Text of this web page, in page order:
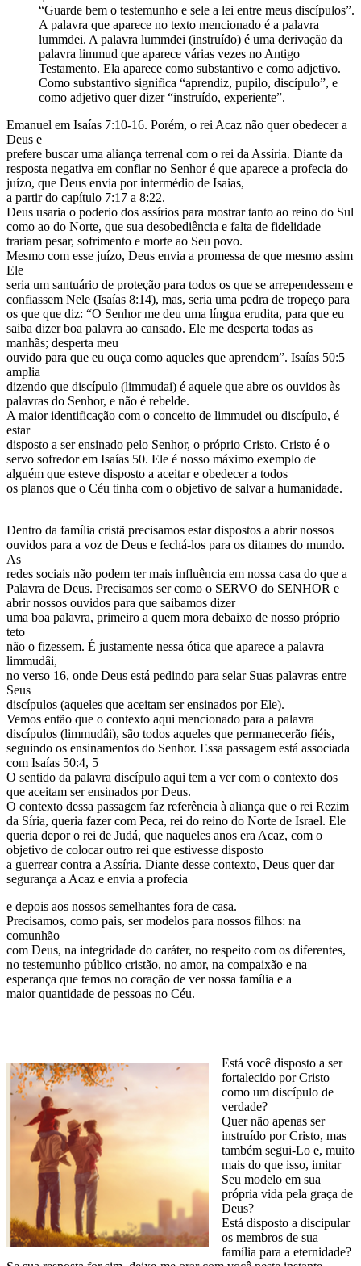
“Guarde bem o testemunho e sele a lei entre meus discípulos”.
A palavra que aparece no texto mencionado é a palavra
lummdei. A palavra lummdei (instruído) é uma derivação da
palavra limmud que aparece várias vezes no Antigo
Testamento. Ela aparece como substantivo e como adjetivo.
Como substantivo significa “aprendiz, pupilo, discípulo”, e
como adjetivo quer dizer “instruído, experiente”.
Emanuel em Isaías 7:10-16. Porém, o rei Acaz não quer obedecer a
Deus e
prefere buscar uma aliança terrenal com o rei da Assíria. Diante da
resposta negativa em confiar no Senhor é que aparece a profecia do
juízo, que Deus envia por intermédio de Isaias,
a partir do capítulo 7:17 a 8:22.
Deus usaria o poderio dos assírios para mostrar tanto ao reino do Sul
como ao do Norte, que sua desobediência e falta de fidelidade
trariam pesar, sofrimento e morte ao Seu povo.
Mesmo com esse juízo, Deus envia a promessa de que mesmo assim
Ele
seria um santuário de proteção para todos os que se arrependessem e
confiassem Nele (Isaías 8:14), mas, seria uma pedra de tropeço para
os que que diz: “O Senhor me deu uma língua erudita, para que eu
saiba dizer boa palavra ao cansado. Ele me desperta todas as
manhãs; desperta meu
ouvido para que eu ouça como aqueles que aprendem”. Isaías 50:5
amplia
dizendo que discípulo (limmudai) é aquele que abre os ouvidos às
palavras do Senhor, e não é rebelde.
A maior identificação com o conceito de limmudei ou discípulo, é
estar
disposto a ser ensinado pelo Senhor, o próprio Cristo. Cristo é o
servo sofredor em Isaías 50. Ele é nosso máximo exemplo de
alguém que esteve disposto a aceitar e obedecer a todos
os planos que o Céu tinha com o objetivo de salvar a humanidade.
Dentro da família cristã precisamos estar dispostos a abrir nossos
ouvidos para a voz de Deus e fechá-los para os ditames do mundo.
As
redes sociais não podem ter mais influência em nossa casa do que a
Palavra de Deus. Precisamos ser como o SERVO do SENHOR e
abrir nossos ouvidos para que saibamos dizer
uma boa palavra, primeiro a quem mora debaixo de nosso próprio
teto
não o fizessem. É justamente nessa ótica que aparece a palavra
limmudâi,
no verso 16, onde Deus está pedindo para selar Suas palavras entre
Seus
discípulos (aqueles que aceitam ser ensinados por Ele).
Vemos então que o contexto aqui mencionado para a palavra
discípulos (limmudâi), são todos aqueles que permanecerão fiéis,
seguindo os ensinamentos do Senhor. Essa passagem está associada
com Isaías 50:4, 5
O sentido da palavra discípulo aqui tem a ver com o contexto dos
que aceitam ser ensinados por Deus.
O contexto dessa passagem faz referência à aliança que o rei Rezim
da Síria, queria fazer com Peca, rei do reino do Norte de Israel. Ele
queria depor o rei de Judá, que naqueles anos era Acaz, com o
objetivo de colocar outro rei que estivesse disposto
a guerrear contra a Assíria. Diante desse contexto, Deus quer dar
segurança a Acaz e envia a profecia
e depois aos nossos semelhantes fora de casa.
Precisamos, como pais, ser modelos para nossos filhos: na
comunhão
com Deus, na integridade do caráter, no respeito com os diferentes,
no testemunho público cristão, no amor, na compaixão e na
esperança que temos no coração de ver nossa família e a
maior quantidade de pessoas no Céu.
Está você disposto a ser
fortalecido por Cristo
como um discípulo de
verdade?
Quer não apenas ser
instruído por Cristo, mas
também segui-Lo e, muito
mais do que isso, imitar
Seu modelo em sua
própria vida pela graça de
Deus?
Está disposto a discipular
os membros de sua
família para a eternidade?